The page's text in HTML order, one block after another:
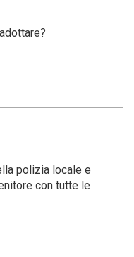
polizia locale e
con tutte le